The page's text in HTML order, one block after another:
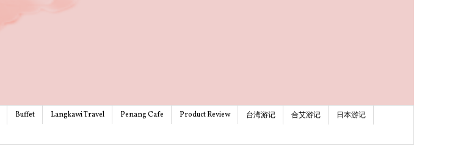
Buffet Langkawi Travel Penang Cafe Product Review 台湾游记 合艾游记
日本游记